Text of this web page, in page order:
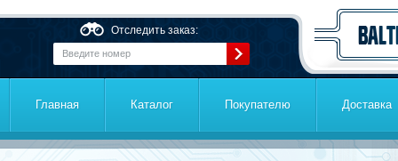
Отследить заказ:
Главная Каталог Покупателю Доставка